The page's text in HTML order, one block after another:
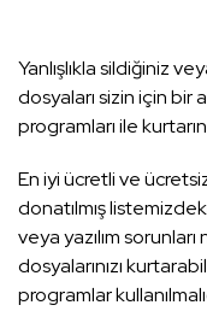
Yanlışlıkla sildiğiniz
dosyaları sizin için bir
programları ile
En iyi ücretli ve
donatılmış
veya yazılım
dosyalarınızı
programlar